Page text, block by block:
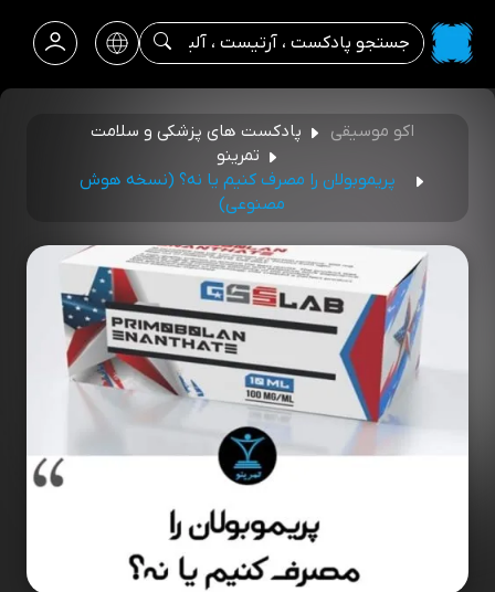
اکو موسیقی
پادکست های پزشکی و سلامت
تمرینو
پریموبولان را مصرف کنیم یا نه؟ (نسخه هوش
مصنوعی)